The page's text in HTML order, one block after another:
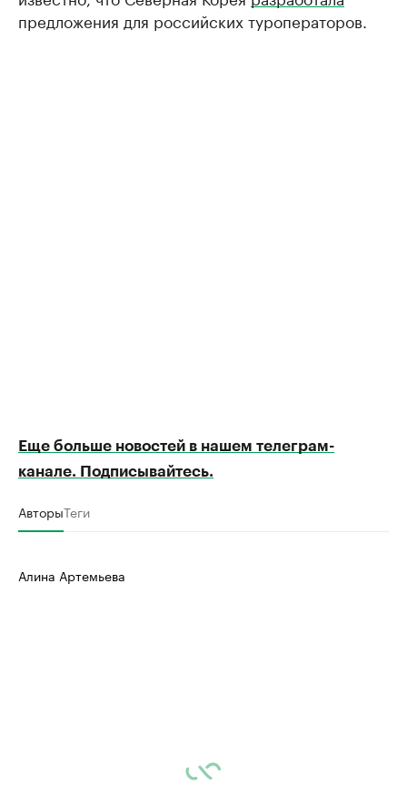
предложения для российских туроператоров.
Еще больше новостей в нашем телеграм-
канале. Подписывайтесь.
АвторыТеги
Алина Артемьева